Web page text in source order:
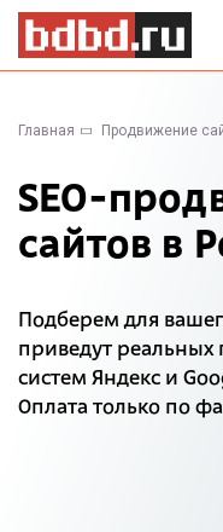
Главная Продвижение
SEO-
сайтов в
Подберем для
приведут реальных
систем Яндекс и
Оплата только по